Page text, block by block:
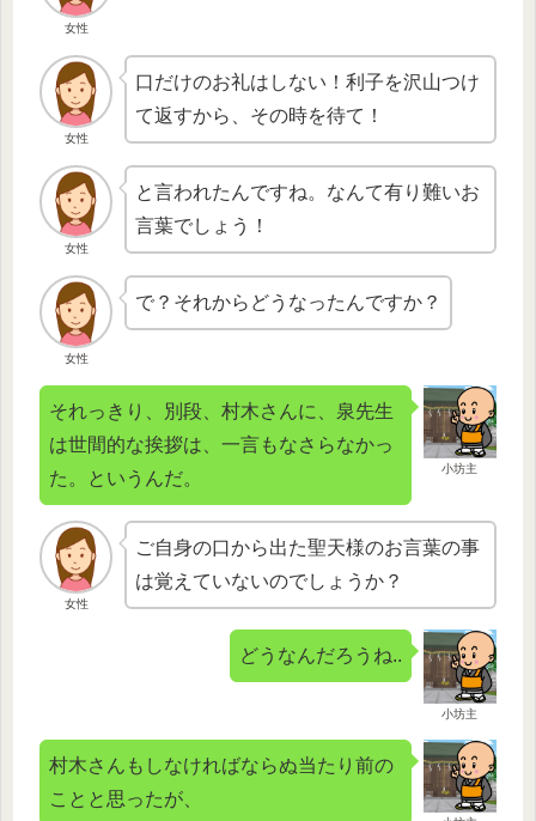
女性
女性
口だけのお礼はしない！利子を沢山つけ
て返すから、その時を待て！
女性
と言われたんですね。なんて有り難いお
言葉でしょう！
女性
で？それからどうなったんですか？
小坊主
それっきり、別段、村木さんに、泉先生
は世間的な挨拶は、一言もなさらなかっ
た。というんだ。
女性
ご自身の口から出た聖天様のお言葉の事
は覚えていないのでしょうか？
小坊主
どうなんだろうね..
村木さんもしなければならぬ当たり前の
ことと思ったが、